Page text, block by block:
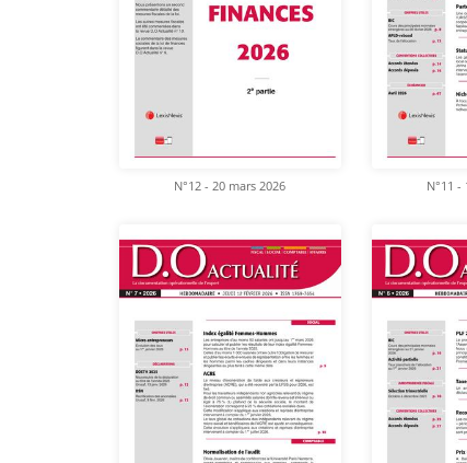
N°12 - 20 mars 2026 N°11 -